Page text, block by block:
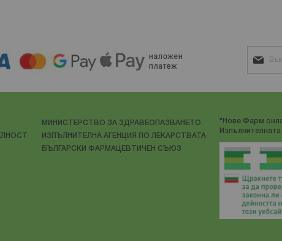
МИНИСТЕРСТВО ЗА ЗДРАВЕОПАЗВАНЕТО
ИЗПЪЛНИТЕЛНА АГЕНЦИЯ ПО ЛЕКАРСТВАТА
БЪЛГАРСКИ ФАРМАЦЕВТИЧЕН СЪЮЗ
"Нове Фарм